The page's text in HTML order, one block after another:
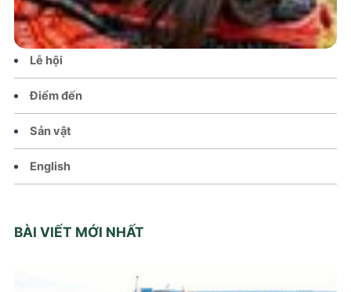
Văn hoá – Đời sống
Lễ hội
Điểm đến
Sản vật
English
BÀI VIẾT MỚI NHẤT